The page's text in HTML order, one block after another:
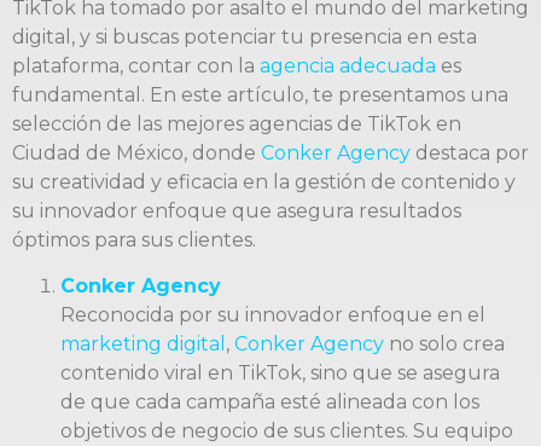
TikTok ha tomado por asalto el mundo del marketing
digital, y si buscas potenciar tu presencia en esta
plataforma, contar con la agencia adecuada es
fundamental. En este artículo, te presentamos una
selección de las mejores agencias de TikTok en
Ciudad de México, donde Conker Agency destaca por
su creatividad y eficacia en la gestión de contenido y
su innovador enfoque que asegura resultados
óptimos para sus clientes.
Conker Agency
Reconocida por su innovador enfoque en el
marketing digital , Conker Agency no solo crea
contenido viral en TikTok, sino que se asegura
de que cada campaña esté alineada con los
objetivos de negocio de sus clientes. Su equipo